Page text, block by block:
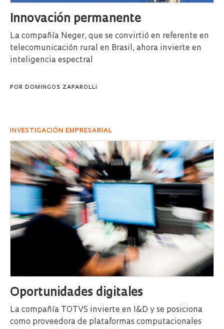
Innovación permanente
La compañía Neger, que se convirtió en referente en
telecomunicación rural en Brasil, ahora invierte en
inteligencia espectral
POR DOMINGOS ZAPAROLLI
INVESTIGACIÓN EMPRESARIAL
Oportunidades digitales
La compañía TOTVS invierte en I&D y se posiciona
como proveedora de plataformas computacionales